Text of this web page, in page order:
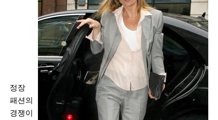
정장
패션의
경쟁이